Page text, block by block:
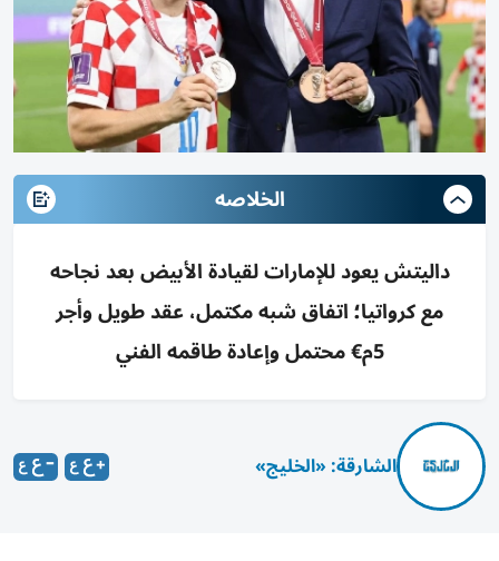
الخلاصه
داليتش يعود للإمارات لقيادة الأبيض بعد نجاحه
مع كرواتيا؛ اتفاق شبه مكتمل، عقد طويل وأجر
5م€ محتمل وإعادة طاقمه الفني
الشارقة: «الخليج»